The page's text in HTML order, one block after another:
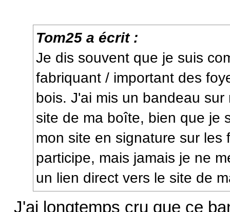
Tom25 a écrit :
Je dis souvent que je suis
fabriquant / important des
bois. J'ai mis un bandeau
site de ma boîte, bien que je
mon site en signature sur les
participe, mais jamais je ne
un lien direct vers le site de
J'ai longtemps cru que ce